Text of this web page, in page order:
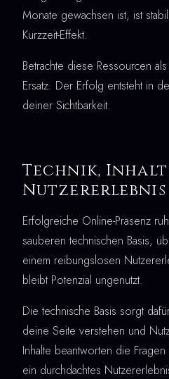
Monate gewachsen ist, ist
Kurzzeit-Effekt.
Betrachte diese Ressourcen
Ersatz. Der Erfolg entsteht in
deiner Sichtbarkeit.
Technik,
Nutzererlebnis
Erfolgreiche Online-Präsenz
sauberen technischen Basis,
einem reibungslosen
bleibt Potenzial ungenutzt.
Die technische Basis sorgt
deine Seite verstehen und
Inhalte beantworten die
ein durchdachtes